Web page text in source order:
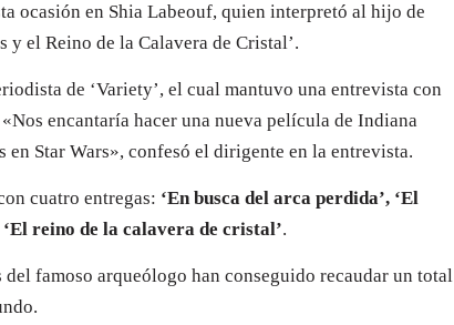
ocasión en Shia Labeouf, quien interpretó al hijo de
el Reino de la Calavera de Cristal’.
de ‘Variety’, el cual mantuvo una entrevista con
encantaría hacer una nueva película de Indiana
en Star Wars», confesó el dirigente en la entrevista.
cuatro entregas: ‘En busca del arca perdida’, ‘El
reino de la calavera de cristal’.
del famoso arqueólogo han conseguido recaudar un total